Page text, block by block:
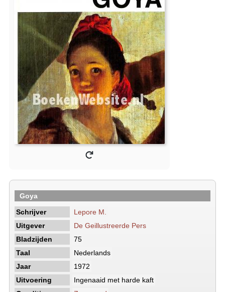
Goya
Schrijver
Lepore M.
Uitgever
De Geillustreerde Pers
Bladzijden
75
Taal
Nederlands
Jaar
1972
Uitvoering
Ingenaaid met harde kaft